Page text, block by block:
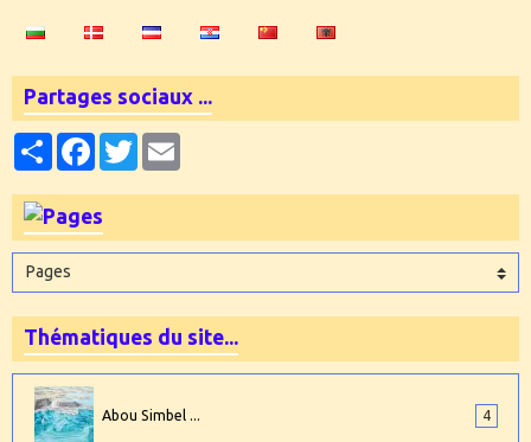
Partages sociaux ...
PartagerFacebookTwitter
Thématiques du site...
Abou Simbel ... 4